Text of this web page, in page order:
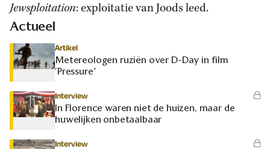
Jewsploitation: exploitatie van Joods leed.
Actueel
Artikel
Metereologen ruziën over D-Day in film
‘Pressure’
Interview
In Florence waren niet de huizen, maar de
huwelijken onbetaalbaar
Interview